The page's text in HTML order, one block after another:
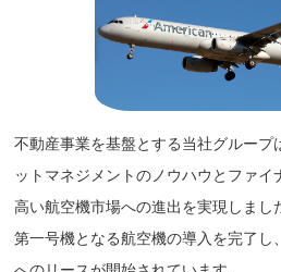
不動産事業を基盤とする当社グループ
ットマネジメントのノウハウとファ
高い航空機市場への進出を実現しまし
第一号機となる航空機の導入を完了し